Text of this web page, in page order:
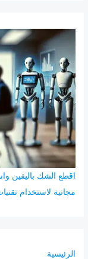
ث
ع
ن
:
اقطع الشك باليقين
مجانية لاستخدام
الرئيسية